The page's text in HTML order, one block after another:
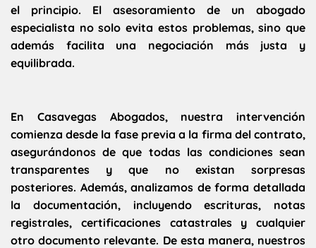
el principio. El asesoramiento de un abogado
especialista no solo evita estos problemas, sino que
además facilita una negociación más justa y
equilibrada.
En Casavegas Abogados, nuestra intervención
comienza desde la fase previa a la firma del contrato,
asegurándonos de que todas las condiciones sean
transparentes y que no existan sorpresas
posteriores. Además, analizamos de forma detallada
la documentación, incluyendo escrituras, notas
registrales, certificaciones catastrales y cualquier
otro documento relevante. De esta manera, nuestros